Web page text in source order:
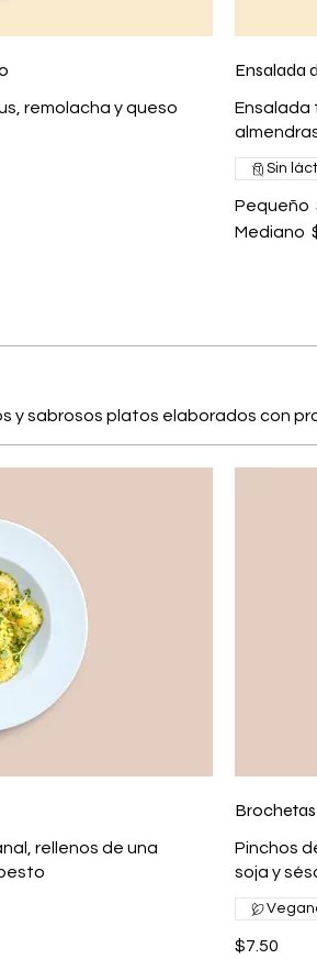
remolacha y queso
Ensalada
Ensalada
Pequeño
Mediano
Sin
y sabrosos platos elaborados con
rellenos de una
Pinchos
soja y
$7.50